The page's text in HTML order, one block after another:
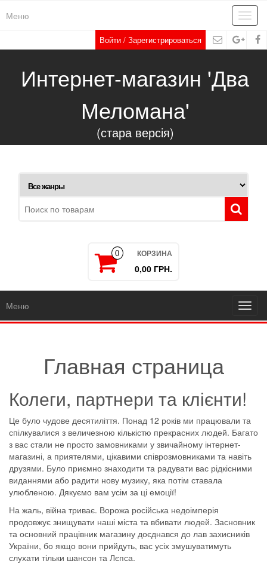
Меню
Войти / Зарегистрироваться
Интернет-магазин 'Два
Меломана'
(стара версія)
0 КОРЗИНА
0,00 ГРН.
Меню
Главная страница
Колеги, партнери та клієнти!
Це було чудове десятиліття. Понад 12 років ми працювали та
спілкувалися з величезною кількістю прекрасних людей. Багато
з вас стали не просто замовниками у звичайному інтернет-
магазині, а приятелями, цікавими співрозмовниками та навіть
друзями. Було приємно знаходити та радувати вас рідкісними
виданнями або радити нову музику, яка потім ставала
улюбленою. Дякуємо вам усім за ці емоції!
На жаль, війна триває. Ворожа російська недоімперія
продовжує знищувати наші міста та вбивати людей. Засновник
та основний працівник магазину доєднався до лав захисників
України, бо якщо вони прийдуть, вас усіх змушуватимуть
слухати тільки шансон та Лєпса.